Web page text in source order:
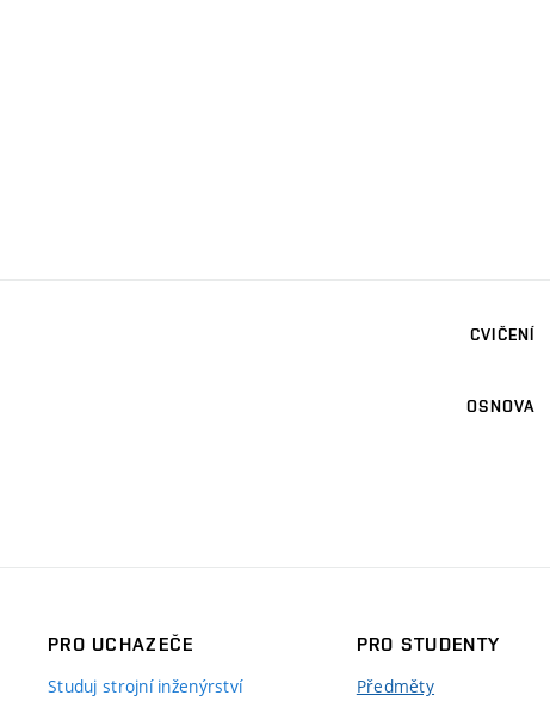
CVIČENÍ
OSNOVA
PRO UCHAZEČE
Studuj strojní inženýrství
PRO STUDENTY
Předměty